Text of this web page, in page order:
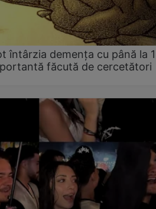
întârzia demența cu până la
făcută de cercetători